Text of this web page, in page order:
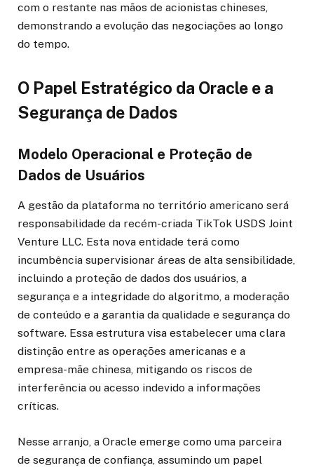
com o restante nas mãos de acionistas chineses,
demonstrando a evolução das negociações ao longo
do tempo.
O Papel Estratégico da Oracle e a
Segurança de Dados
Modelo Operacional e Proteção de
Dados de Usuários
A gestão da plataforma no território americano será
responsabilidade da recém-criada TikTok USDS Joint
Venture LLC. Esta nova entidade terá como
incumbência supervisionar áreas de alta sensibilidade,
incluindo a proteção de dados dos usuários, a
segurança e a integridade do algoritmo, a moderação
de conteúdo e a garantia da qualidade e segurança do
software. Essa estrutura visa estabelecer uma clara
distinção entre as operações americanas e a
empresa-mãe chinesa, mitigando os riscos de
interferência ou acesso indevido a informações
críticas.
Nesse arranjo, a Oracle emerge como uma parceira
de segurança de confiança, assumindo um papel